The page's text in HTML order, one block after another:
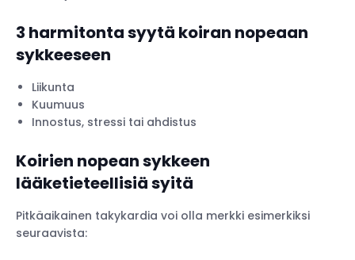
3 harmitonta syytä koiran nopeaan
sykkeeseen
Liikunta
Kuumuus
Innostus, stressi tai ahdistus
Koirien nopean sykkeen
lääketieteellisiä syitä
Pitkäaikainen takykardia voi olla merkki esimerkiksi
seuraavista: